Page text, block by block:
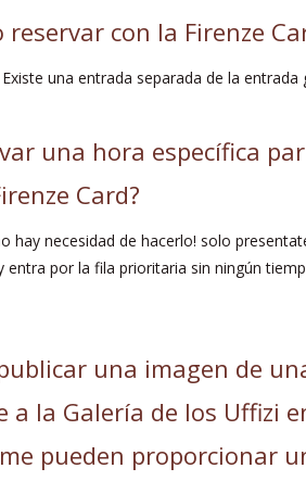
reservar con la Firenze
una entrada separada de la
una hora específica
Card?
hay necesidad de hacerlo! solo
entra por la fila prioritaria sin ningún
una imagen de
a la Galería de los Uffizi
pueden proporcionar